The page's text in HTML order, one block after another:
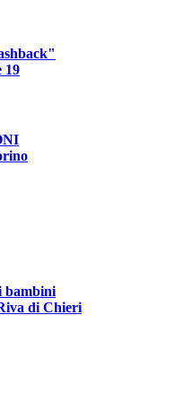
19
bambini
di Chieri